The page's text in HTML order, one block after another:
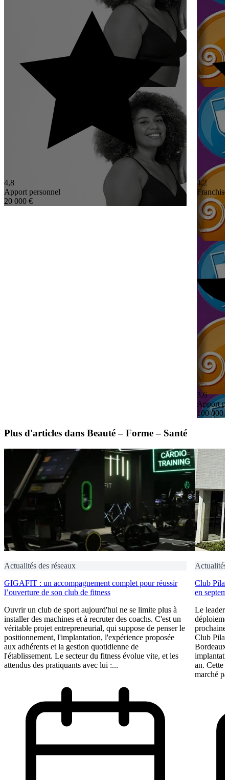
4,8
Apport personnel
20 000 €
4,2
Franchisé
3,6
Apport
100 000 €
Plus d'articles dans Beauté – Forme – Santé
Actualités des réseaux
GIGAFIT : un accompagnement complet pour réussir
l’ouverture de son club de fitness
Ouvrir un club de sport aujourd'hui ne se limite plus à
installer des machines et à recruter des coachs. C'est un
véritable projet entrepreneurial, qui suppose de penser le
positionnement, l'implantation, l'expérience proposée
aux adhérents et la gestion quotidienne de
l'établissement. Le secteur du fitness évolue vite, et les
attendus des pratiquants avec lui :...
Actualités
Club
en
Le leader
prochaine
Club
Bordeaux
an. Cette
marché